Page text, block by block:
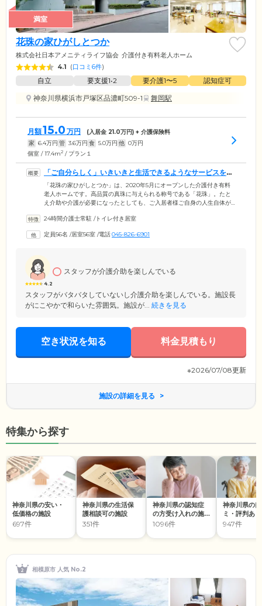
満室
花珠の家ひがしとつか
株式会社日本アメニティライフ協会 介護付き有料老人ホーム
4.1 (口コミ6件)
自立 要支援1•2 要介護1〜5
認知症可
神奈川県横浜市戸塚区品濃町509-1
舞岡駅
月額15.0 万円 (入居金 21.0万円) + 介護保険料
家 6.4万円 管 3.6万円 食 5.0万円 他 0万円
個室 / 17.4m2 / プラン１
「ご自分らしく」いきいきと生活できるようなサービスをご
提供しています
「花珠の家ひがしとつか」は、2020年5月にオープンした介護付き有料
老人ホームです。高品質の真珠に与えられる称号である「花珠」。たと
え介助や介護が必要になったとしても、ご入居者様ご自身の人生自体が
設名「花珠の家ひがしとつか」を命名。ご入居のみなさまが「ご自分ら
い、尊厳を大切にしたケアとサービスのご提供に注力しております。現
24時間介護士常駐 /トイレ付き居室
定員56名 /居室56室 /電話045-826-6901
4.2
スタッフが介護介助を楽しんでいる
スタッフがバタバタしていないし介護介助を楽しんでいる。施設長
がにこやかで和らいた雰囲気。施設が... 続きを見る
空き状況を知る 料金見積もり
※2026/07/08更新
施設の詳細を見る
特集から探す
神奈川県の安い・
低価格の施設
697件
神奈川県の生活保
護相談可の施設
351件
神奈川県の認知症
の方受け入れの施
設
1096件
神奈川県の
ミ・評判あ
設
947件
相模原市 人気 No.2